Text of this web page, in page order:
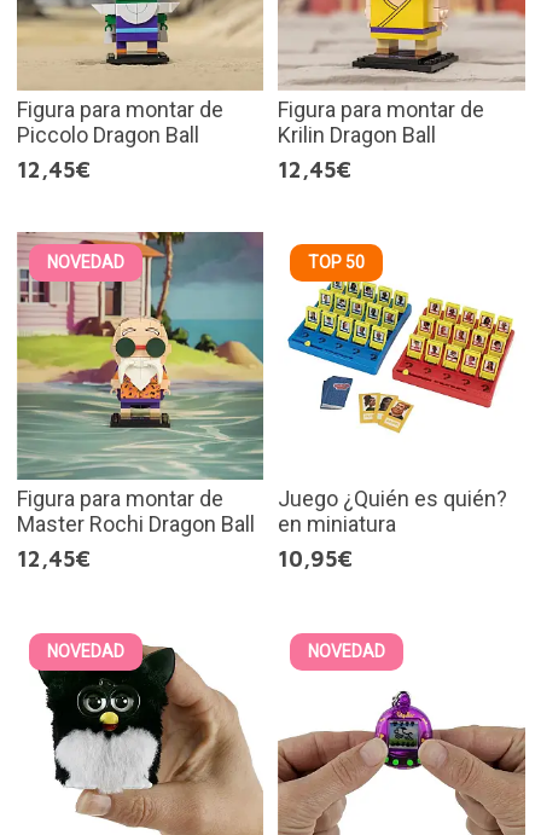
Figura para montar de
Piccolo Dragon Ball
12,45€
Figura para montar de
Krilin Dragon Ball
12,45€
NOVEDAD
Figura para montar de
Master Rochi Dragon Ball
12,45€
TOP 50
Juego ¿Quién es quién?
en miniatura
10,95€
NOVEDAD NOVEDAD